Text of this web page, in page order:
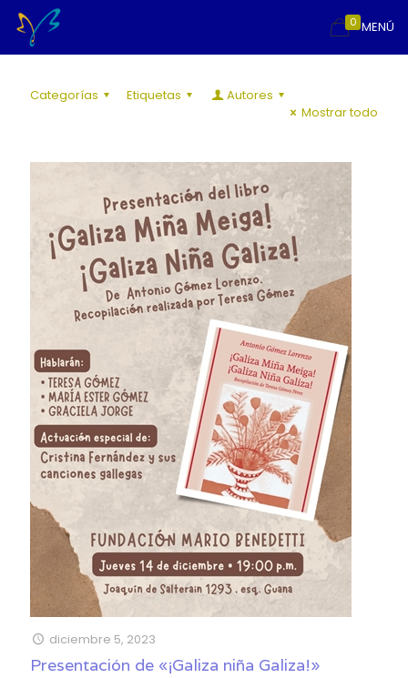
MENÚ
0
Categorías Etiquetas
Autores
Mostrar todo
diciembre 5, 2023
Presentación de «¡Galiza niña Galiza!»